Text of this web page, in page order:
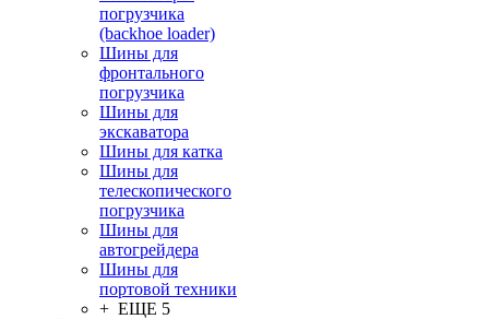
погрузчика
(backhoe loader)
Шины для
фронтального
погрузчика
Шины для
экскаватора
Шины для катка
Шины для
телескопического
погрузчика
Шины для
автогрейдера
Шины для
портовой техники
+ ЕЩЕ 5